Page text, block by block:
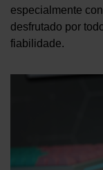
especialmente
desfrutado por
fiabilidade.